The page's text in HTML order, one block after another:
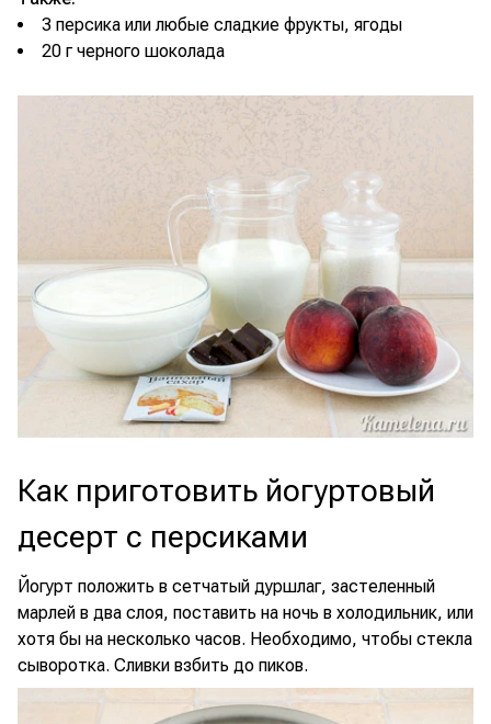
3 персика или любые сладкие фрукты, ягоды
20 г черного шоколада
Как приготовить йогуртовый
десерт с персиками
Йогурт положить в сетчатый дуршлаг, застеленный
марлей в два слоя, поставить на ночь в холодильник, или
хотя бы на несколько часов. Необходимо, чтобы стекла
сыворотка. Сливки взбить до пиков.